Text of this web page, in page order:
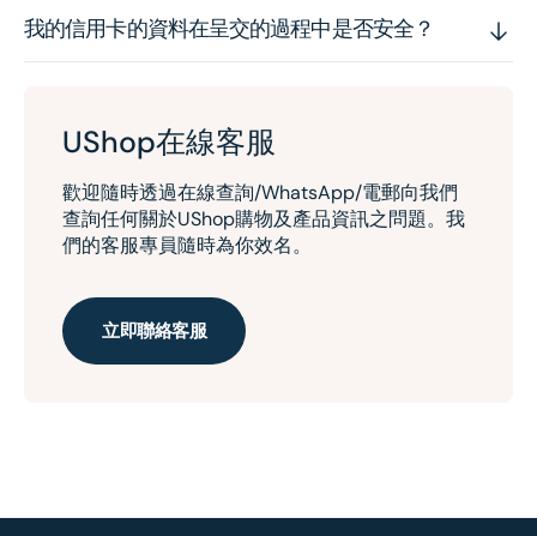
我的信用卡的資料在呈交的過程中是否安全？
UShop在線客服
歡迎隨時透過在線查詢/WhatsApp/電郵向我們
查詢任何關於UShop購物及產品資訊之問題。我
們的客服專員隨時為你效名。
立即聯絡客服